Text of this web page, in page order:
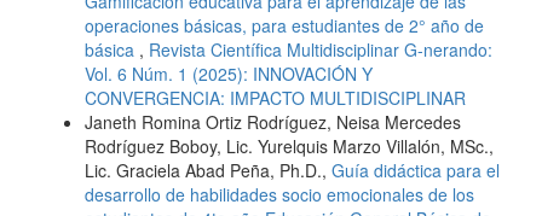
operaciones básicas, para estudiantes de 2° año de
básica , Revista Científica Multidisciplinar G-nerando:
Vol. 6 Núm. 1 (2025): INNOVACIÓN Y
CONVERGENCIA: IMPACTO MULTIDISCIPLINAR
Janeth Romina Ortiz Rodríguez, Neisa Mercedes
Rodríguez Boboy, Lic. Yurelquis Marzo Villalón, MSc.,
Lic. Graciela Abad Peña, Ph.D., Guía didáctica para el
desarrollo de habilidades socio emocionales de los